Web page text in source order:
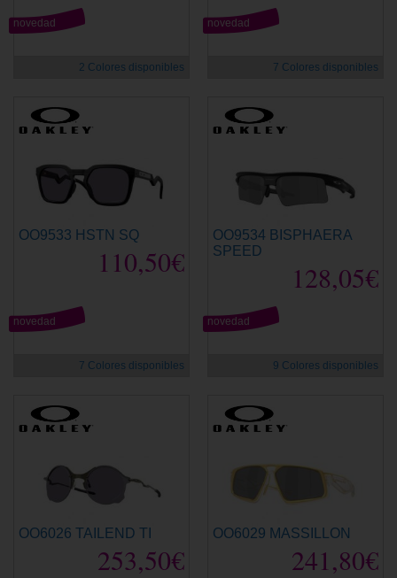
novedad
2 Colores disponibles
novedad
7 Colores disponibles
OO9533 HSTN SQ
110,50€
novedad
7 Colores disponibles
OO9534 BISPHAERA
SPEED
128,05€
novedad
9 Colores disponibles
OO6026 TAILEND TI
253,50€
OO6029 MASSILLON
241,80€